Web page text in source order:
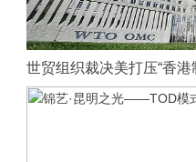
世贸组织裁决美打压“香港